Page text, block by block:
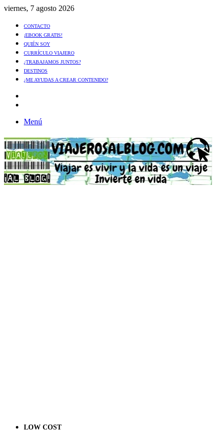
viernes, 7 agosto 2026
CONTACTO
¡EBOOK GRATIS!
QUIÉN SOY
CURRÍCULO VIAJERO
¿TRABAJAMOS JUNTOS?
DESTINOS
¿ME AYUDAS A CREAR CONTENIDO?
Menú
LOW COST